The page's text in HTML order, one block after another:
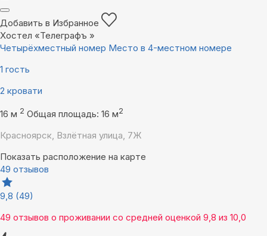
Добавить в Избранное
Хостел «Телеграфъ »
Четырёхместный номер Место в 4-местном номере
1 гость
2 кровати
16 м 2 Общая площадь: 16 м2
Красноярск, Взлётная улица, 7Ж
Показать расположение на карте
49 отзывов
9,8 (49)
49 отзывов о проживании со средней оценкой 9,8 из 10,0